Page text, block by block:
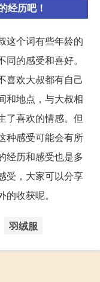
经历吧！
这个词有些年龄的
的感受和喜好。
喜欢大叔都有自己
和地点，与大叔相
了喜欢的情感。但
种感受可能会有所
经历和感受也是多
受，大家可以分享
收获呢。
羽绒服